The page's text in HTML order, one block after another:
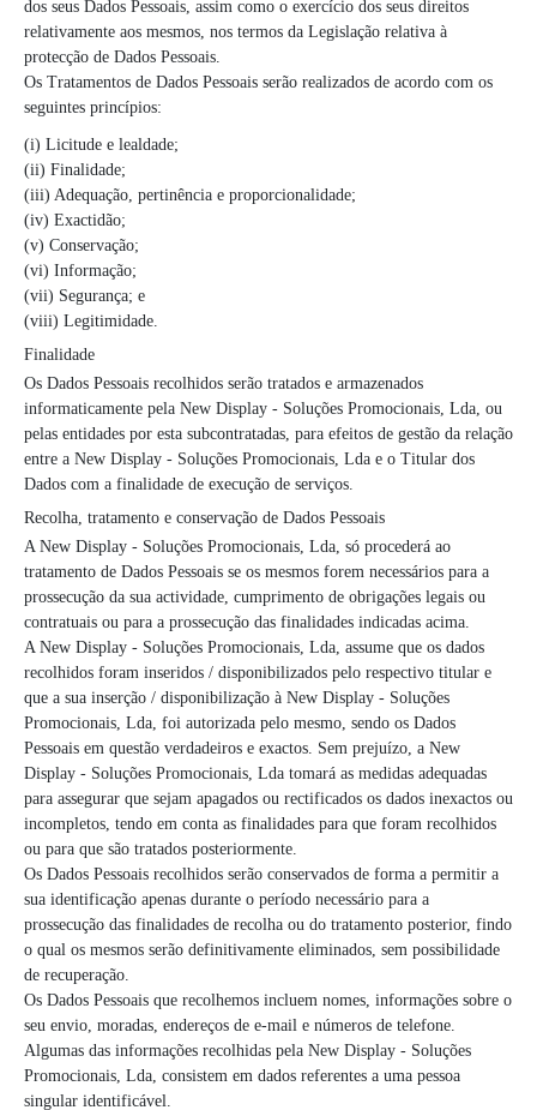
dos seus Dados Pessoais, assim como o exercício dos seus direitos
relativamente aos mesmos, nos termos da Legislação relativa à
protecção de Dados Pessoais.
Os Tratamentos de Dados Pessoais serão realizados de acordo com os
seguintes princípios:
(i) Licitude e lealdade;
(ii) Finalidade;
(iii) Adequação, pertinência e proporcionalidade;
(iv) Exactidão;
(v) Conservação;
(vi) Informação;
(vii) Segurança; e
(viii) Legitimidade.
Finalidade
Os Dados Pessoais recolhidos serão tratados e armazenados
informaticamente pela New Display - Soluções Promocionais, Lda, ou
pelas entidades por esta subcontratadas, para efeitos de gestão da relação
entre a New Display - Soluções Promocionais, Lda e o Titular dos
Dados com a finalidade de execução de serviços.
Recolha, tratamento e conservação de Dados Pessoais
A New Display - Soluções Promocionais, Lda, só procederá ao
tratamento de Dados Pessoais se os mesmos forem necessários para a
prossecução da sua actividade, cumprimento de obrigações legais ou
contratuais ou para a prossecução das finalidades indicadas acima.
A New Display - Soluções Promocionais, Lda, assume que os dados
recolhidos foram inseridos / disponibilizados pelo respectivo titular e
que a sua inserção / disponibilização à New Display - Soluções
Promocionais, Lda, foi autorizada pelo mesmo, sendo os Dados
Pessoais em questão verdadeiros e exactos. Sem prejuízo, a New
Display - Soluções Promocionais, Lda tomará as medidas adequadas
para assegurar que sejam apagados ou rectificados os dados inexactos ou
incompletos, tendo em conta as finalidades para que foram recolhidos
ou para que são tratados posteriormente.
Os Dados Pessoais recolhidos serão conservados de forma a permitir a
sua identificação apenas durante o período necessário para a
prossecução das finalidades de recolha ou do tratamento posterior, findo
o qual os mesmos serão definitivamente eliminados, sem possibilidade
de recuperação.
Os Dados Pessoais que recolhemos incluem nomes, informações sobre o
seu envio, moradas, endereços de e-mail e números de telefone.
Algumas das informações recolhidas pela New Display - Soluções
Promocionais, Lda, consistem em dados referentes a uma pessoa
singular identificável.